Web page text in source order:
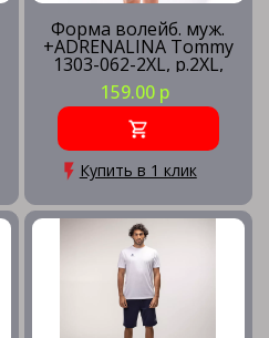
Форма волейб. муж.
+ADRENALINA Tommy
1303-062-2XL, р.2XL,
100% полиэстер,
красно-синий
159.00 р
Купить в 1 клик